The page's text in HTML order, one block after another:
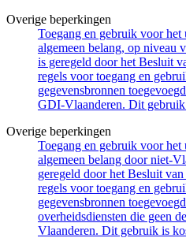
Overige beperkingen
Toegang en gebruik voor het
algemeen belang, op niveau
is geregeld door het Besluit
regels voor toegang en
gegevensbronnen
GDI-Vlaanderen. Dit gebruik
Overige beperkingen
Toegang en gebruik voor het
algemeen belang door niet-
geregeld door het Besluit
regels voor toegang en
gegevensbronnen
overheidsdiensten die geen
Vlaanderen. Dit gebruik is